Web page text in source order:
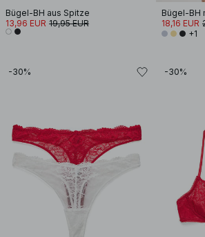
Bügel-BH aus Spitze
13,96 EUR 19,95 EUR
Bügel-BH
18,16 EUR
+1
-30% -30%